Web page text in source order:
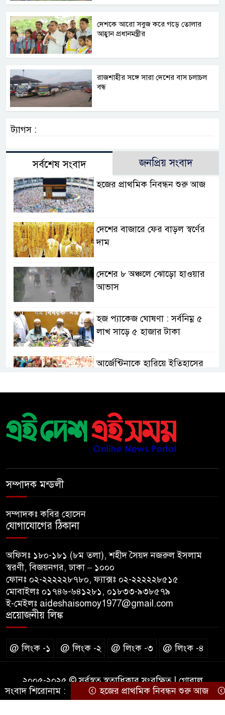
দেশকে আরো সবুজ করে গড়ে তোলার
আহ্বান প্রধানমন্ত্রীর
রাজশাহীর সঙ্গে সারা দেশের বাস চলাচল
বন্ধ
ট্যাগস :
সর্বশেষ সংবাদ জনপ্রিয় সংবাদ
হজের প্রাথমিক নিবন্ধন শুরু আজ
দেশের বাজারে ফের বাড়ল স্বর্ণের
দাম
দেশের ৮ অঞ্চলে ঝোড়ো হাওয়ার
আভাস
হজ প্যাকেজ ঘোষণা : সর্বনিম্ন ৫
লাখ সাড়ে ৫ হাজার টাকা
আর্জেন্টিনাকে হারিয়ে ইতিহাসের
রানার্সআপ হয়েও বীরের মর্যাদা,
আর্জেন্টিনায় সাধারণ ছুটি ঘোষণা
মধ্যপ্রাচ্যে যুক্তরাষ্ট্র-ইরান পাল্টাপাল্টি
হামলা অব্যাহত, উত্তেজনা আরও
তীব্র
দেশকে আরো সবুজ করে গড়ে
সম্পাদক মন্ডলী
সম্পাদকঃ কবির হোসেন
যোগাযোগের ঠিকানা
অফিসঃ ১৮০-১৮১ (৮ম তলা), শহীদ সৈয়দ নজরুল ইসলাম
স্বরণী, বিজয়নগর, ঢাকা – ১০০০
ফোনঃ ০২-২২২২২৮৭৮০, ফ্যাক্সঃ ০২-২২২২২৮৫১৫
মোবাইলঃ ০১৭৪৬-৬৪১২৮১, ০১৮৩৩-৯৩৮৫৭৯
ই-মেইলঃ aideshaisomoy1977@gmail.com
প্রয়োজনীয় লিঙ্ক
@ লিংক -১ @ লিংক -২ @ লিংক -৩ @ লিংক -৪
২০০৫-২০২৫ © সর্বস্বত্ব স্বত্বাধিকার সংরক্ষিত | গ্লোবাল
পাবলিকেশন এন্ড মিডিয়া লিঃ প্রতিষ্ঠান
সংবাদ শিরোনাম : হজের প্রাথমিক নিবন্ধন শুরু আজ